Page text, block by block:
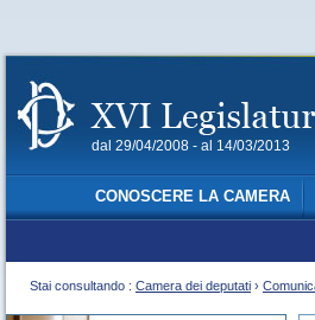
dal 29/04/2008 - al 14/03/2013
CONOSCERE LA CAMERA
Stai consultando : Camera dei deputati ›